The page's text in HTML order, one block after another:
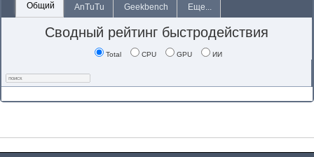
Общий AnTuTu Geekbench Еще...
Сводный рейтинг быстродействия
Total CPU GPU ИИ